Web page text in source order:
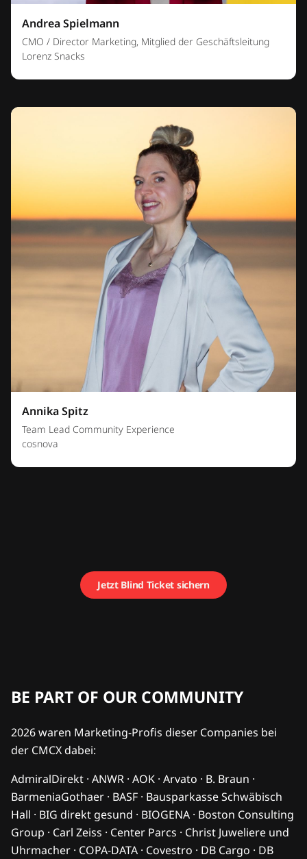
Andrea Spielmann
CMO / Director Marketing, Mitglied der Geschäftsleitung
Lorenz Snacks
Annika Spitz
Team Lead Community Experience
cosnova
Jetzt Blind Ticket sichern
BE PART OF OUR COMMUNITY
2026 waren Marketing-Profis dieser Companies bei
der CMCX dabei:
AdmiralDirekt · ANWR · AOK · Arvato · B. Braun ·
BarmeniaGothaer · BASF · Bausparkasse Schwäbisch
Hall · BIG direkt gesund · BIOGENA · Boston Consulting
Group · Carl Zeiss · Center Parcs · Christ Juweliere und
Uhrmacher · COPA-DATA · Covestro · DB Cargo · DB